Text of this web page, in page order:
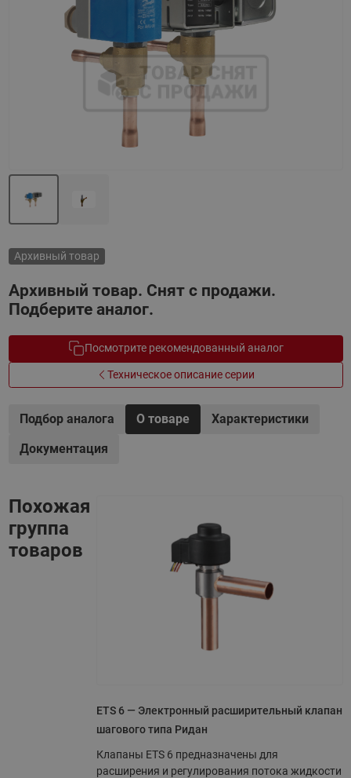
Архивный товар
Архивный товар. Снят с продажи.
Подберите аналог.
Посмотрите рекомендованный аналог
Техническое описание серии
Подбор аналога О товаре
Характеристики
Документация
Похожая
группа
товаров
ETS 6 — Электронный расширительный клапан
шагового типа Ридан
Клапаны ETS 6 предназначены для
расширения и регулирования потока жидкости